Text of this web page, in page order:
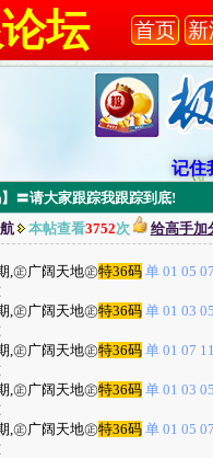
坛 首页 新
记住
〓请大家跟踪我跟踪到底!
本帖查看3752次 给高手加
,㊣广阔天地㊣特36码 单 01 05
,㊣广阔天地㊣特36码 单 01 03
,㊣广阔天地㊣特36码 单 01 07
,㊣广阔天地㊣特36码 单 01 03
,㊣广阔天地㊣特36码 单 01 05